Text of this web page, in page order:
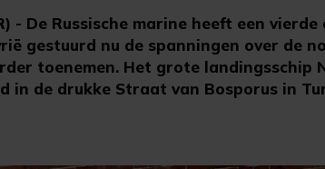
- De Russische marine heeft een
gestuurd nu de spanningen over de
toenemen. Het grote landingsschip
de drukke Straat van Bosporus in